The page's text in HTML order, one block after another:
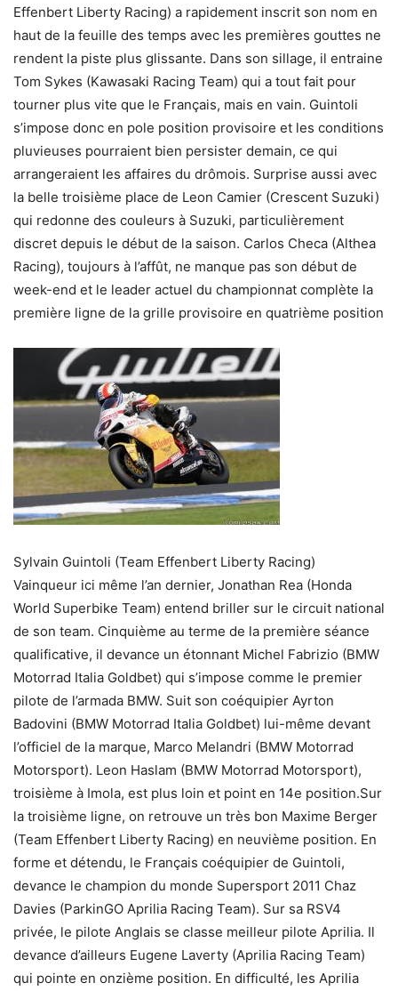
Effenbert Liberty Racing) a rapidement inscrit son nom en
haut de la feuille des temps avec les premières gouttes ne
rendent la piste plus glissante. Dans son sillage, il entraine
Tom Sykes (Kawasaki Racing Team) qui a tout fait pour
tourner plus vite que le Français, mais en vain. Guintoli
s’impose donc en pole position provisoire et les conditions
pluvieuses pourraient bien persister demain, ce qui
arrangeraient les affaires du drômois. Surprise aussi avec
la belle troisième place de Leon Camier (Crescent Suzuki)
qui redonne des couleurs à Suzuki, particulièrement
discret depuis le début de la saison. Carlos Checa (Althea
Racing), toujours à l’affût, ne manque pas son début de
week-end et le leader actuel du championnat complète la
première ligne de la grille provisoire en quatrième position
Sylvain Guintoli (Team Effenbert Liberty Racing)
Vainqueur ici même l’an dernier, Jonathan Rea (Honda
World Superbike Team) entend briller sur le circuit national
de son team. Cinquième au terme de la première séance
qualificative, il devance un étonnant Michel Fabrizio (BMW
Motorrad Italia Goldbet) qui s’impose comme le premier
pilote de l’armada BMW. Suit son coéquipier Ayrton
Badovini (BMW Motorrad Italia Goldbet) lui-même devant
l’officiel de la marque, Marco Melandri (BMW Motorrad
Motorsport). Leon Haslam (BMW Motorrad Motorsport),
troisième à Imola, est plus loin et point en 14e position.Sur
la troisième ligne, on retrouve un très bon Maxime Berger
(Team Effenbert Liberty Racing) en neuvième position. En
forme et détendu, le Français coéquipier de Guintoli,
devance le champion du monde Supersport 2011 Chaz
Davies (ParkinGO Aprilia Racing Team). Sur sa RSV4
privée, le pilote Anglais se classe meilleur pilote Aprilia. Il
devance d’ailleurs Eugene Laverty (Aprilia Racing Team)
qui pointe en onzième position. En difficulté, les Aprilia